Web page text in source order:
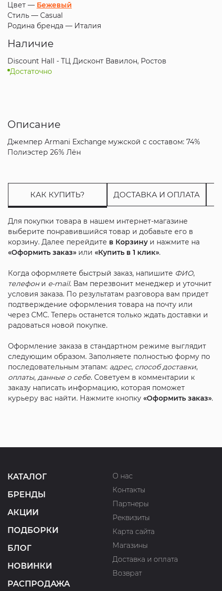
Цвет — Бежевый
Стиль — Casual
Родина бренда — Италия
Наличие
Discount Hall - ТЦ Дисконт Вавилон, Ростов
Достаточно
Описание
Джемпер Armani Exchange мужской с составом: 74%
Полиэстер 26% Лён
КАК КУПИТЬ? ДОСТАВКА И ОПЛАТА
Для покупки товара в нашем интернет-магазине
выберите понравившийся товар и добавьте его в
корзину. Далее перейдите в Корзинуи нажмите на
«Оформить заказ»или «Купить в 1 клик».
Когда оформляете быстрый заказ, напишите ФИО,
телефони e-mail. Вам перезвонит менеджер и уточнит
условия заказа. По результатам разговора вам придет
подтверждение оформления товара на почту или
через СМС. Теперь останется только ждать доставки и
радоваться новой покупке.
Оформление заказа в стандартном режиме выглядит
следующим образом. Заполняете полностью форму по
последовательным этапам: адрес, способ доставки,
оплаты, данные о себе. Советуем в комментарии к
заказу написать информацию, которая поможет
курьеру вас найти. Нажмите кнопку «Оформить заказ».
КАТАЛОГ
БРЕНДЫ
АКЦИИ
ПОДБОРКИ
БЛОГ
НОВИНКИ
РАСПРОДАЖА
О нас
Контакты
Партнеры
Реквизиты
Карта сайта
Магазины
Доставка и оплата
Возврат